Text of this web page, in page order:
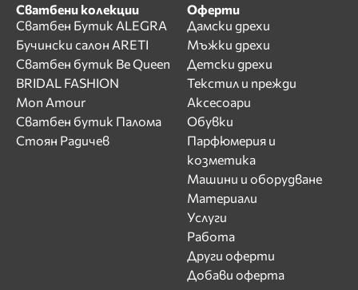
Сватбени колекции
Сватбен Бутик ALEGRA
Бучински салон ARETI
Сватбен бутик Be Queen
BRIDAL FASHION
Mon Amour
Сватбен бутик Палома
Стоян Радичев
Оферти
Дамски дрехи
Мъжки дрехи
Детски дрехи
Текстил и прежди
Аксесоари
Обувки
Парфюмерия и
козметика
Машини и оборудване
Материали
Услуги
Работа
Други оферти
Добави оферта